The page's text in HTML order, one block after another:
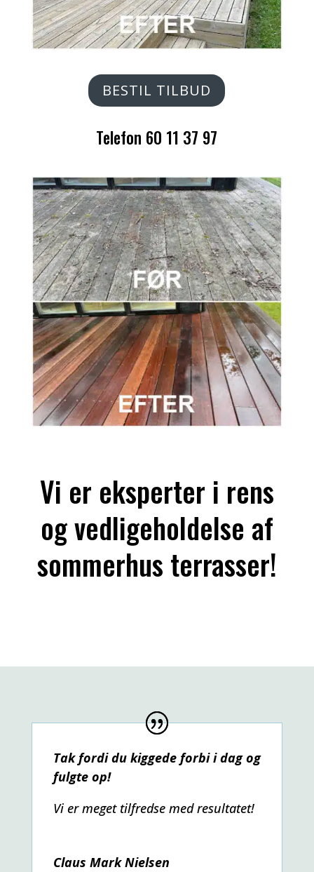
BESTIL TILBUD
Telefon 60 11 37 97
Vi er eksperter i rens
og vedligeholdelse af
sommerhus terrasser!
Tak fordi du kiggede forbi i dag og
fulgte op!
Vi er meget tilfredse med resultatet!
Claus Mark Nielsen